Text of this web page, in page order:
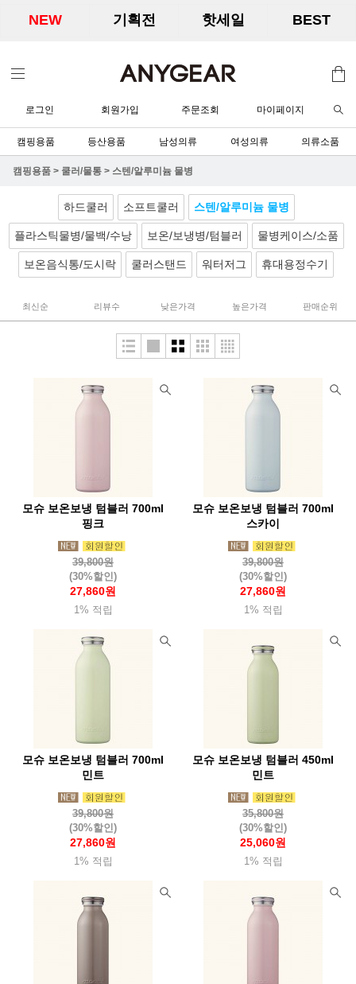
NEW 기획전 핫세일 BEST
로그인 회원가입 주문조회 마이페이지
캠핑용품 등산용품 남성의류 여성의류 의류소품
캠핑용품 > 쿨러/물통 > 스텐/알루미늄 물병
하드쿨러 소프트쿨러 스텐/알루미늄 물병
플라스틱물병/물백/수낭 보온/보냉병/텀블러 물병케이스/소품
보온음식통/도시락 쿨러스탠드 워터저그 휴대용정수기
최신순 리뷰수 낮은가격 높은가격 판매순위
모슈 보온보냉 텀블러 700ml
핑크
39,800원
(30%할인)
27,860원
1% 적립
모슈 보온보냉 텀블러 700ml
스카이
39,800원
(30%할인)
27,860원
1% 적립
모슈 보온보냉 텀블러 700ml
민트
39,800원
(30%할인)
27,860원
1% 적립
모슈 보온보냉 텀블러 450ml
민트
35,800원
(30%할인)
25,060원
1% 적립